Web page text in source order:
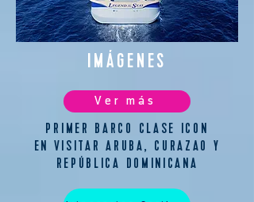
IMÁGENES
Ver más
PRIMER BARCO CLASE ICON
EN VISITAR ARUBA, CURAZAO Y
REPÚBLICA DOMINICANA